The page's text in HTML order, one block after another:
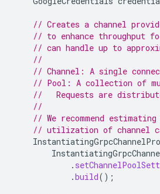
// Creates a channel
// to enhance throughput
// can handle up to
//
// Channel: A single
// Pool: A collection of
//   Requests are
//
// We recommend
// utilization of channel
.
.build();